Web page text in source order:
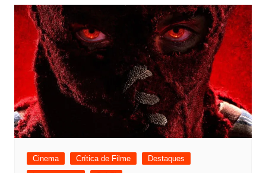
Cinema Crítica de Filme
Destaques